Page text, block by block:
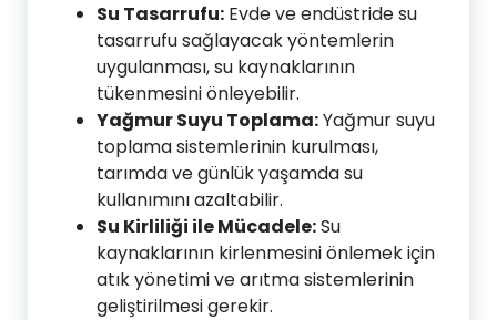
Su Tasarrufu: Evde ve endüstride su
tasarrufu sağlayacak yöntemlerin
uygulanması, su kaynaklarının
tükenmesini önleyebilir.
Yağmur Suyu Toplama:Yağmur suyu
toplama sistemlerinin kurulması,
tarımda ve günlük yaşamda su
kullanımını azaltabilir.
Su Kirliliği ile Mücadele:Su
kaynaklarının kirlenmesini önlemek için
atık yönetimi ve arıtma sistemlerinin
geliştirilmesi gerekir.